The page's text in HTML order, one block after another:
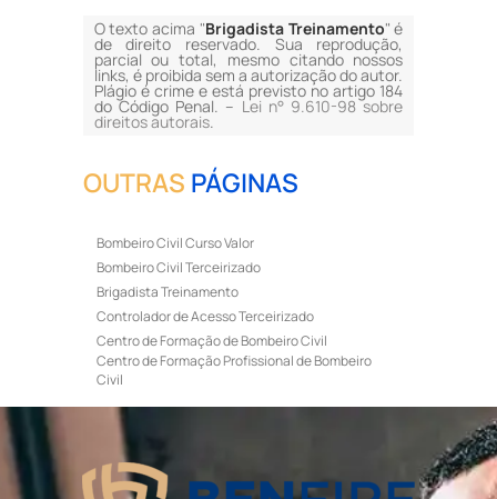
O texto acima "Brigadista Treinamento" é
de direito reservado. Sua reprodução,
parcial ou total, mesmo citando nossos
links, é proibida sem a autorização do autor.
Plágio é crime e está previsto no artigo 184
do Código Penal. – Lei n° 9.610-98 sobre
direitos autorais.
OUTRAS PÁGINAS
Bombeiro Civil Curso Valor
Bombeiro Civil Terceirizado
Brigadista Treinamento
Controlador de Acesso Terceirizado
Centro de Formação de Bombeiro Civil
Centro de Formação Profissional de Bombeiro
Civil
Curso de Bombeiro Civil
Curso de Bombeiro Civil Preço
Curso de Bombeiro Civil Primeiros Socorros
Curso de Bombeiro Civil Profissional